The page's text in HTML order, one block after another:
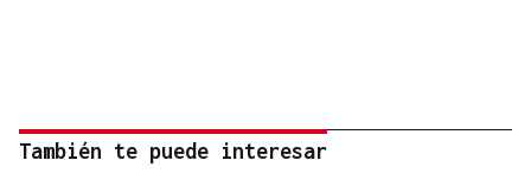
También te puede interesar